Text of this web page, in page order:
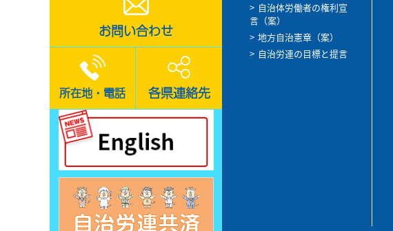
お問い合わせ
所在地・電話 各県連絡先
自治体労働者の権利宣
言（案）
地方自治憲章（案）
自治労連の目標と提言